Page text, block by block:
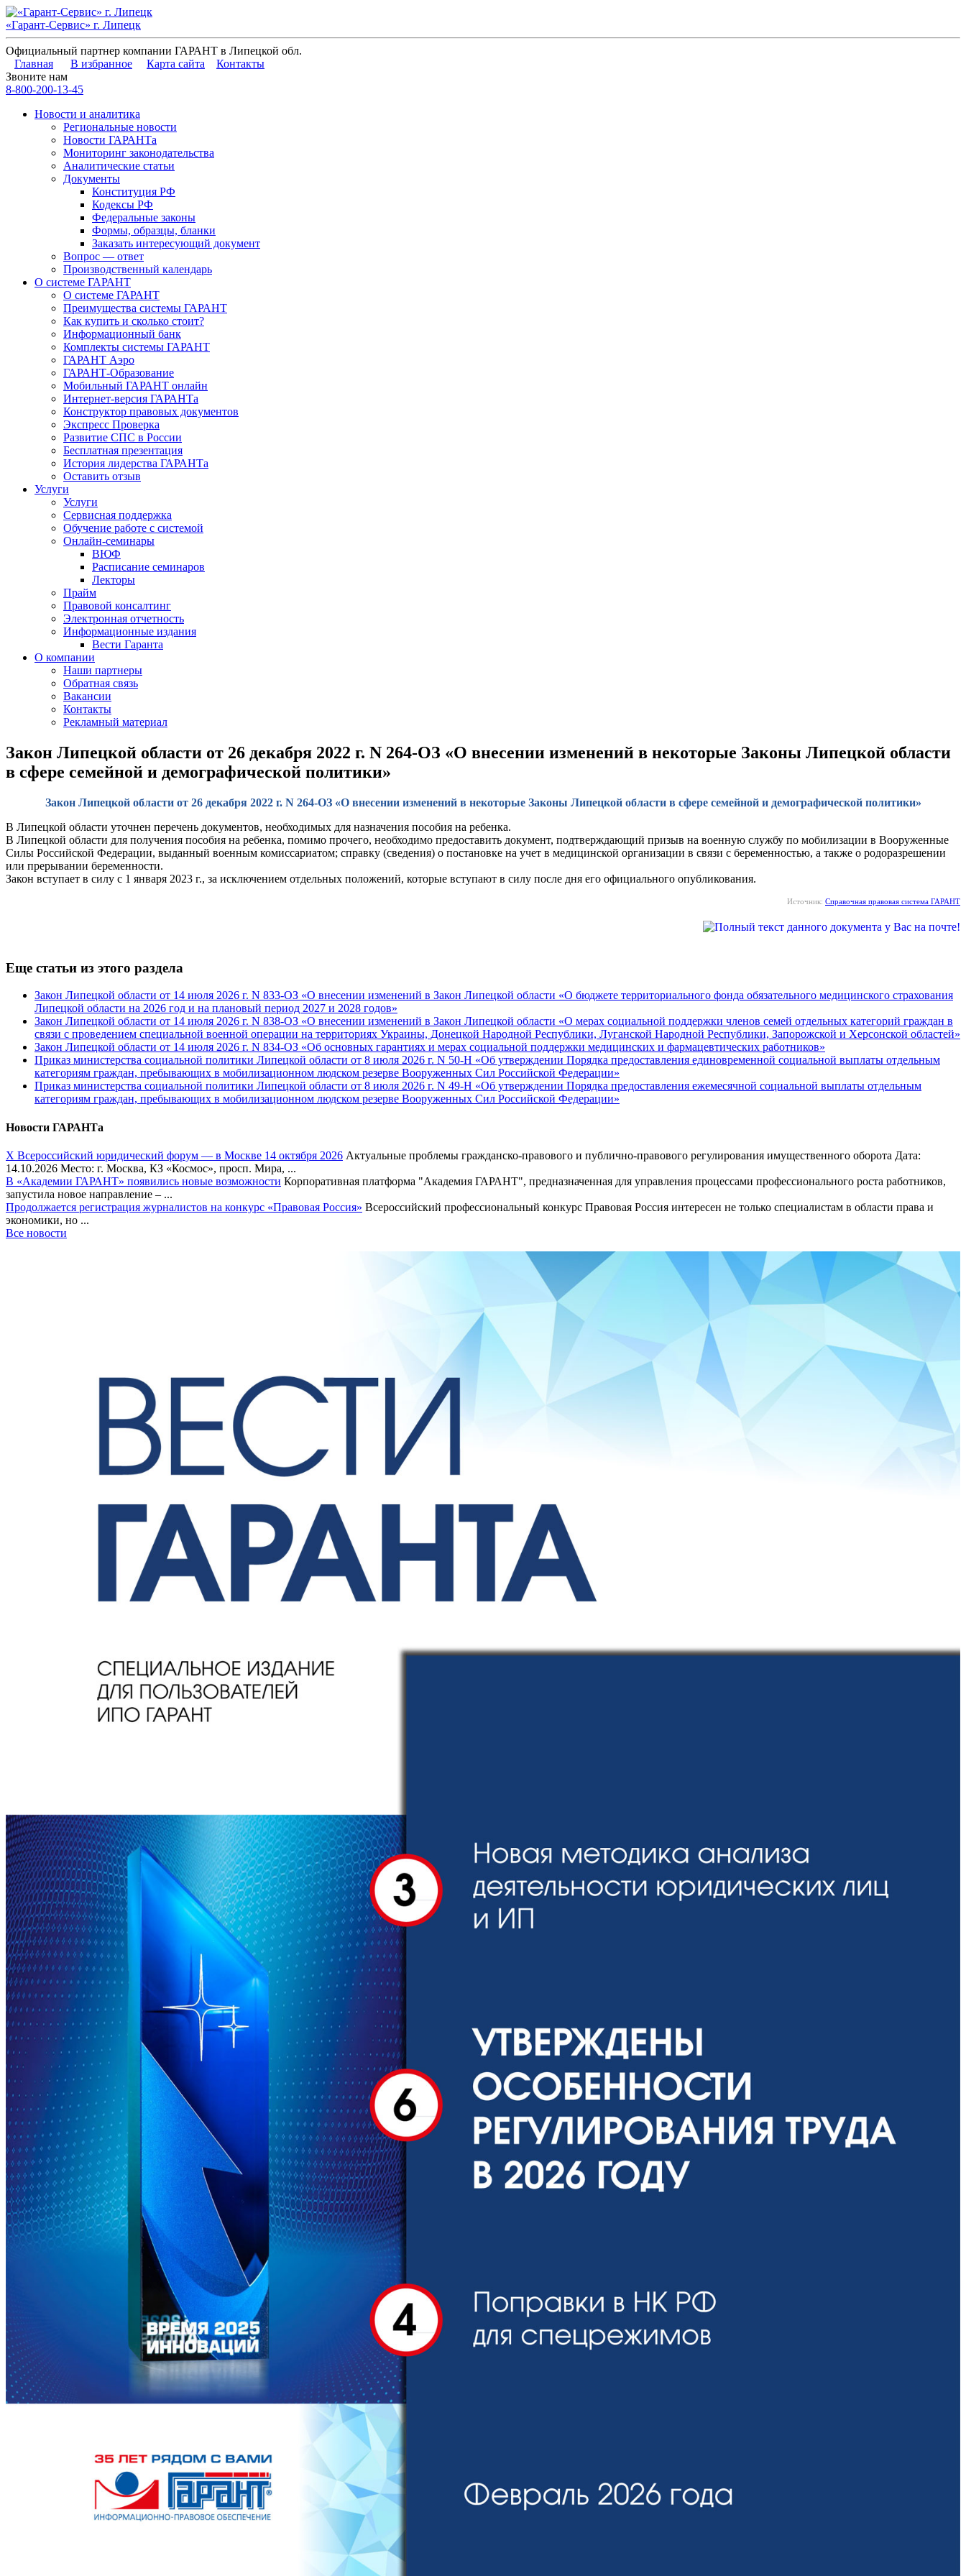
«Гарант-Сервис» г. Липецк
Официальный партнер компании ГАРАНТ в Липецкой обл.
Главная
В избранное Карта сайта
Контакты
Звоните нам
8-800-200-13-45
Новости и аналитика
Региональные новости
Новости ГАРАНТа
Мониторинг законодательства
Аналитические статьи
Документы
Конституция РФ
Кодексы РФ
Федеральные законы
Формы, образцы, бланки
Заказать интересующий документ
Вопрос — ответ
Производственный календарь
О системе ГАРАНТ
О системе ГАРАНТ
Преимущества системы ГАРАНТ
Как купить и сколько стоит?
Информационный банк
Комплекты системы ГАРАНТ
ГАРАНТ Аэро
ГАРАНТ-Образование
Мобильный ГАРАНТ онлайн
Интернет-версия ГАРАНТа
Конструктор правовых документов
Экспресс Проверка
Развитие СПС в России
Бесплатная презентация
История лидерства ГАРАНТа
Оставить отзыв
Услуги
Услуги
Сервисная поддержка
Обучение работе с системой
Онлайн-семинары
ВЮФ
Расписание семинаров
Лекторы
Прайм
Правовой консалтинг
Электронная отчетность
Информационные издания
Вести Гаранта
О компании
Наши партнеры
Обратная связь
Вакансии
Контакты
Рекламный материал
Закон Липецкой области от 26 декабря 2022 г. N 264-ОЗ «О внесении изменений в некоторые Законы Липецкой области
в сфере семейной и демографической политики»
Закон Липецкой области от 26 декабря 2022 г. N 264-ОЗ «О внесении изменений в некоторые Законы Липецкой области в сфере семейной и демографической политики»
В Липецкой области уточнен перечень документов, необходимых для назначения пособия на ребенка.
В Липецкой области для получения пособия на ребенка, помимо прочего, необходимо предоставить документ, подтверждающий призыв на военную службу по мобилизации в Вооруженные
Силы Российской Федерации, выданный военным комиссариатом; справку (сведения) о постановке на учет в медицинской организации в связи с беременностью, а также о родоразрешении
или прерывании беременности.
Закон вступает в силу с 1 января 2023 г., за исключением отдельных положений, которые вступают в силу после дня его официального опубликования.
Источник: Справочная правовая система ГАРАНТ
Еще статьи из этого раздела
Закон Липецкой области от 14 июля 2026 г. N 833-ОЗ «О внесении изменений в Закон Липецкой области «О бюджете территориального фонда обязательного медицинского страхования
Липецкой области на 2026 год и на плановый период 2027 и 2028 годов»
Закон Липецкой области от 14 июля 2026 г. N 838-ОЗ «О внесении изменений в Закон Липецкой области «О мерах социальной поддержки членов семей отдельных категорий граждан в
связи с проведением специальной военной операции на территориях Украины, Донецкой Народной Республики, Луганской Народной Республики, Запорожской и Херсонской областей»
Закон Липецкой области от 14 июля 2026 г. N 834-ОЗ «Об основных гарантиях и мерах социальной поддержки медицинских и фармацевтических работников»
Приказ министерства социальной политики Липецкой области от 8 июля 2026 г. N 50-Н «Об утверждении Порядка предоставления единовременной социальной выплаты отдельным
категориям граждан, пребывающих в мобилизационном людском резерве Вооруженных Сил Российской Федерации»
Приказ министерства социальной политики Липецкой области от 8 июля 2026 г. N 49-Н «Об утверждении Порядка предоставления ежемесячной социальной выплаты отдельным
категориям граждан, пребывающих в мобилизационном людском резерве Вооруженных Сил Российской Федерации»
Новости ГАРАНТа
Х Всероссийский юридический форум — в Москве 14 октября 2026 Актуальные проблемы гражданско-правового и публично-правового регулирования имущественного оборота Дата:
14.10.2026 Место: г. Москва, КЗ «Космос», просп. Мира, ...
В «Академии ГАРАНТ» появились новые возможности Корпоративная платформа "Академия ГАРАНТ", предназначенная для управления процессами профессионального роста работников,
запустила новое направление – ...
Продолжается регистрация журналистов на конкурс «Правовая Россия» Всероссийский профессиональный конкурс Правовая Россия интересен не только специалистам в области права и
экономики, но ...
Все новости